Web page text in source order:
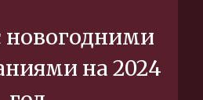
новогодними
на 2024